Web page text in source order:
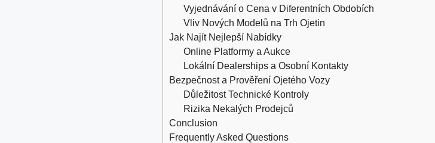
Vyjednávání o Cena v Diferentních Obdobích
Vliv Nových Modelů na Trh Ojetin
Jak Najít Nejlepší Nabídky
Online Platformy a Aukce
Lokální Dealerships a Osobní Kontakty
Bezpečnost a Prověření Ojetého Vozy
Důležitost Technické Kontroly
Rizika Nekalých Prodejců
Conclusion
Frequently Asked Questions